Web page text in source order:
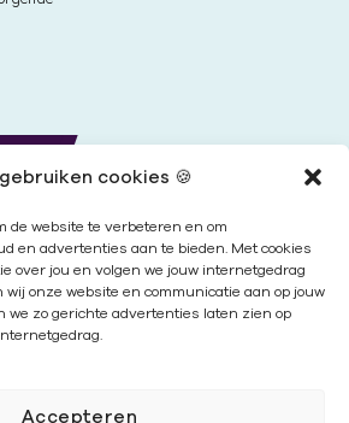
cookies 🍪
de website te verbeteren en om
en advertenties aan te bieden. Met cookies
over jou en volgen we jouw internetgedrag
onze website en communicatie aan op jouw
we zo gerichte advertenties laten zien op
Accepteren